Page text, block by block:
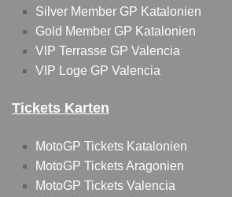
Silver Member GP Katalonien
Gold Member GP Katalonien
VIP Terrasse GP Valencia
VIP Loge GP Valencia
Tickets Karten
MotoGP Tickets Katalonien
MotoGP Tickets Aragonien
MotoGP Tickets Valencia